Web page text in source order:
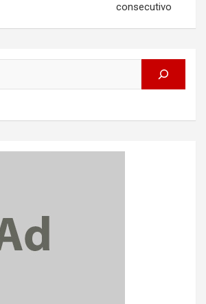
consecutivo